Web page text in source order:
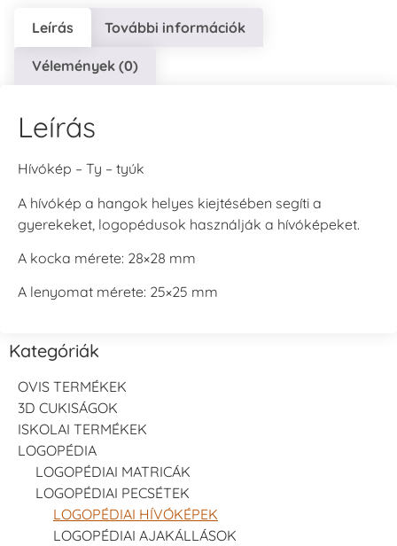
Leírás További információk
Vélemények (0)
Leírás
Hívókép – Ty – tyúk
A hívókép a hangok helyes kiejtésében segíti a
gyerekeket, logopédusok használják a hívóképeket.
A kocka mérete: 28×28 mm
A lenyomat mérete: 25×25 mm
Kategóriák
OVIS TERMÉKEK
3D CUKISÁGOK
ISKOLAI TERMÉKEK
LOGOPÉDIA
LOGOPÉDIAI MATRICÁK
LOGOPÉDIAI PECSÉTEK
LOGOPÉDIAI HÍVÓKÉPEK
LOGOPÉDIAI AJAKÁLLÁSOK